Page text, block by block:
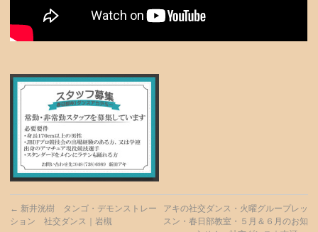
← 新井洸樹 タンゴ・デモンストレー
ション 社交ダンス｜岩槻
アキの社交ダンス・火曜グループレッ
スン・春日部教室・５月＆６月のお知